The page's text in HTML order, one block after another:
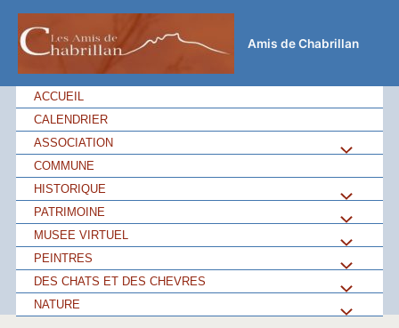
contenu
Amis de Chabrillan
ACCUEIL
CALENDRIER
ASSOCIATION
Menu
COMMUNE
HISTORIQUE
Menu
PATRIMOINE
Menu
MUSEE VIRTUEL
Menu
PEINTRES
DES CHATS ET DES CHEVRES
NATURE